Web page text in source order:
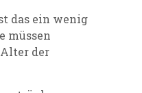
das ein wenig
müssen
der